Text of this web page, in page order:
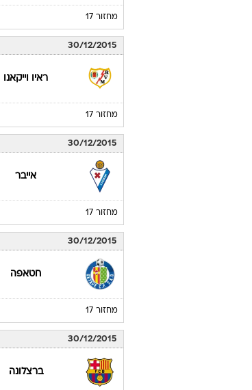
מחזור 17
30/12/2015
ראיו וייקאנו
מחזור 17
30/12/2015
אייבר
מחזור 17
30/12/2015
חטאפה
מחזור 17
30/12/2015
ברצלונה